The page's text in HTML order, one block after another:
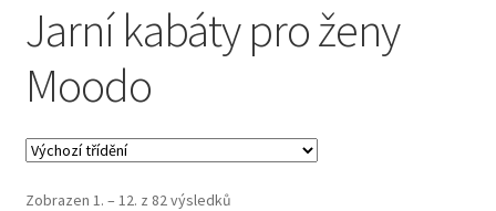
Jarní kabáty pro ženy
Moodo
Zobrazen 1. – 12. z 82 výsledků